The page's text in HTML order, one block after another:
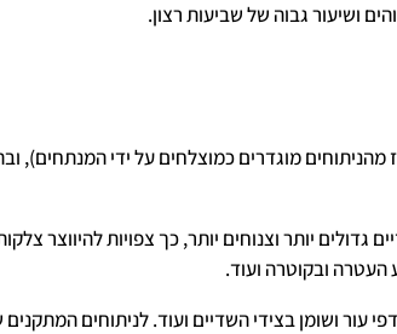
ושיעור גבוה של שביעות רצון.
אלו שיעורי הצלחה גבוהים מאוד (85 אחוז מהניתוחים מוגדרים כמוצלחים על
יותר וצנוחים יותר, כך צפויות להיווצר צלקות
העטרה ובקוטרה ועוד.
עור ושומן בצידי השדיים ועוד. לניתוחים